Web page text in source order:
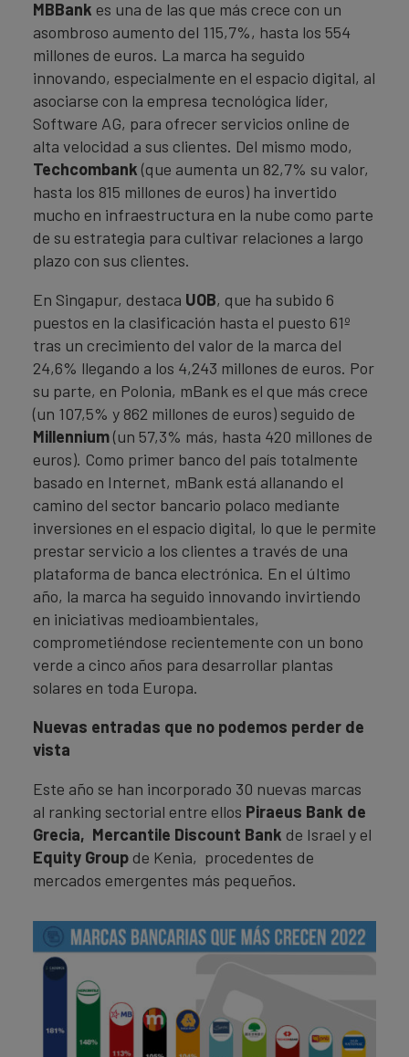
MBBank es una de las que más crece con un
asombroso aumento del 115,7%, hasta los 554
millones de euros. La marca ha seguido
innovando, especialmente en el espacio digital, al
asociarse con la empresa tecnológica líder,
Software AG, para ofrecer servicios online de
alta velocidad a sus clientes. Del mismo modo,
Techcombank (que aumenta un 82,7% su valor,
hasta los 815 millones de euros) ha invertido
mucho en infraestructura en la nube como parte
de su estrategia para cultivar relaciones a largo
plazo con sus clientes.
En Singapur, destaca UOB, que ha subido 6
puestos en la clasificación hasta el puesto 61º
tras un crecimiento del valor de la marca del
24,6% llegando a los 4,243 millones de euros. Por
su parte, en Polonia, mBank es el que más crece
(un 107,5% y 862 millones de euros) seguido de
Millennium(un 57,3% más, hasta 420 millones de
euros). Como primer banco del país totalmente
basado en Internet, mBank está allanando el
camino del sector bancario polaco mediante
inversiones en el espacio digital, lo que le permite
prestar servicio a los clientes a través de una
plataforma de banca electrónica. En el último
año, la marca ha seguido innovando invirtiendo
en iniciativas medioambientales,
comprometiéndose recientemente con un bono
verde a cinco años para desarrollar plantas
solares en toda Europa.
Nuevas entradas que no podemos perder de
vista
Este año se han incorporado 30 nuevas marcas
al ranking sectorial entre ellos Piraeus Bank de
Grecia, Mercantile Discount Bank de Israel y el
Equity Group de Kenia, procedentes de
mercados emergentes más pequeños.